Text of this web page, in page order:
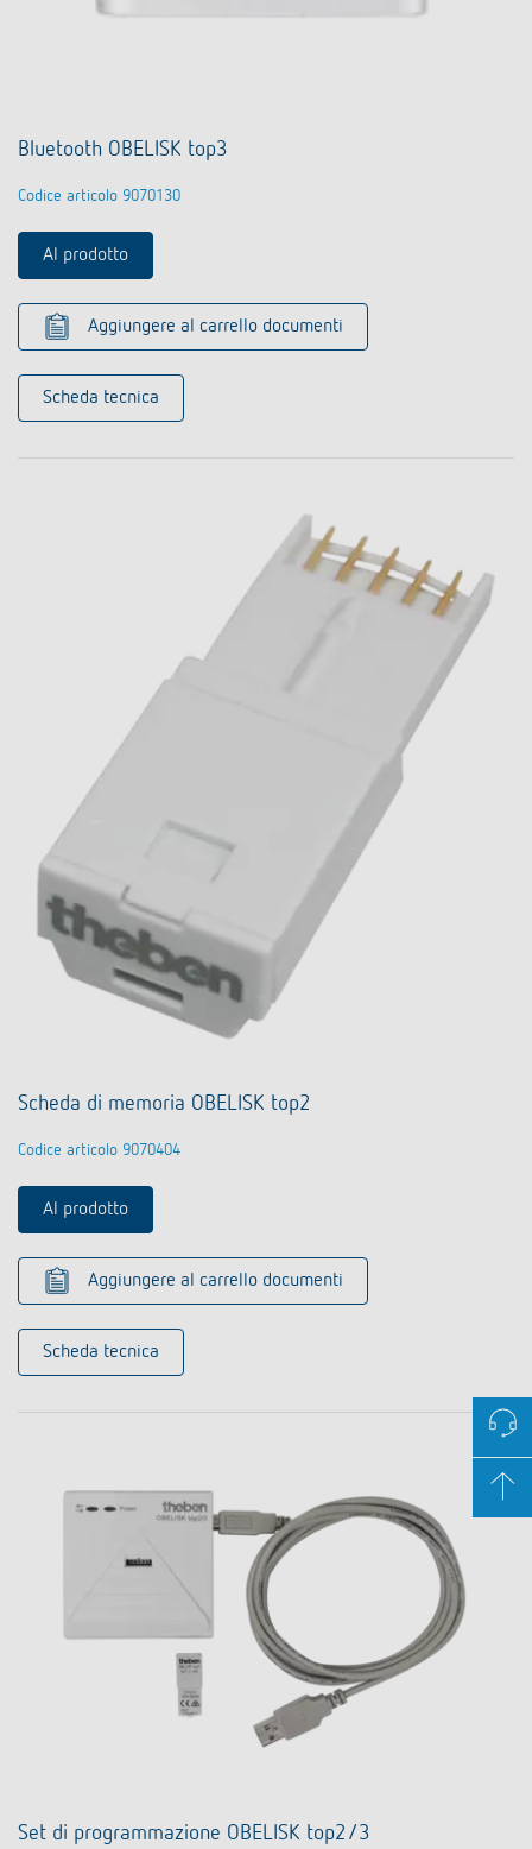
Bluetooth OBELISK top3
Codice articolo 9070130
Al prodotto
Aggiungere al carrello documenti
Scheda tecnica
Scheda di memoria OBELISK top2
Codice articolo 9070404
Al prodotto
Aggiungere al carrello documenti
Scheda tecnica
Set di programmazione OBELISK top2/3